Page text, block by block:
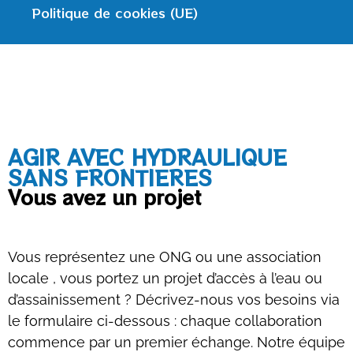
Politique de cookies (UE)
AGIR AVEC HYDRAULIQUE
SANS FRONTIERES
Vous avez un projet
Vous représentez une ONG ou une association
locale , vous portez un projet d’accès à l’eau ou
d’assainissement ? Décrivez-nous vos besoins via
le formulaire ci-dessous : chaque collaboration
commence par un premier échange. Notre équipe